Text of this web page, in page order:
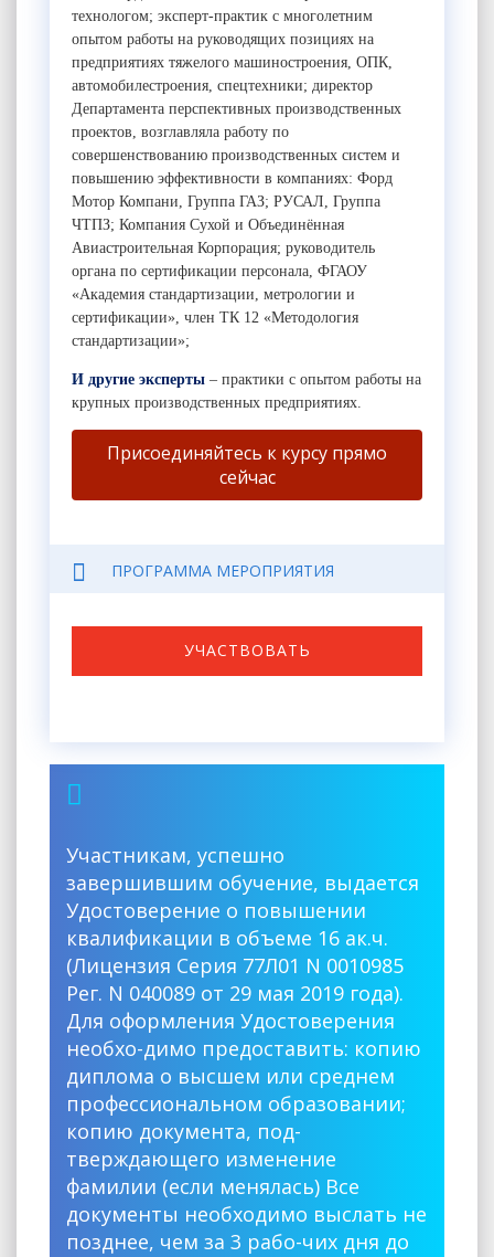
технологом; эксперт-практик с многолетним
опытом работы на руководящих позициях на
предприятиях тяжелого машиностроения, ОПК,
автомобилестроения, спецтехники; директор
Департамента перспективных производственных
проектов, возглавляла работу по
совершенствованию производственных систем и
повышению эффективности в компаниях: Форд
Мотор Компани, Группа ГАЗ; РУСАЛ, Группа
ЧТПЗ; Компания Сухой и Объединённая
Авиастроительная Корпорация; руководитель
органа по сертификации персонала, ФГАОУ
«Академия стандартизации, метрологии и
сертификации», член ТК 12 «Методология
стандартизации»;
И другие эксперты – практики с опытом работы на
крупных производственных предприятиях.
Присоединяйтесь к курсу прямо
сейчас
ПРОГРАММА МЕРОПРИЯТИЯ
УЧАСТВОВАТЬ
Участникам, успешно
завершившим обучение, выдается
Удостоверение о повышении
квалификации в объеме 16 ак.ч.
(Лицензия Серия 77Л01 N 0010985
Рег. N 040089 от 29 мая 2019 года).
Для оформления Удостоверения
необхо-димо предоставить: копию
диплома о высшем или среднем
профессиональном образовании;
копию документа, под-
тверждающего изменение
фамилии (если менялась) Все
документы необходимо выслать не
позднее, чем за 3 рабо-чих дня до